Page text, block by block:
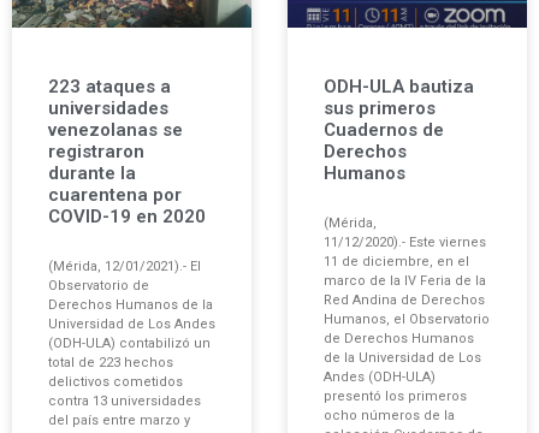
223 ataques a
universidades
venezolanas se
registraron
durante la
cuarentena por
COVID-19 en 2020
(Mérida, 12/01/2021).- El
Observatorio de
Derechos Humanos de la
Universidad de Los Andes
(ODH-ULA) contabilizó un
total de 223 hechos
delictivos cometidos
contra 13 universidades
del país entre marzo y
ODH-ULA bautiza
sus primeros
Cuadernos de
Derechos
Humanos
(Mérida,
11/12/2020).- Este viernes
11 de diciembre, en el
marco de la IV Feria de la
Red Andina de Derechos
Humanos, el Observatorio
de Derechos Humanos
de la Universidad de Los
Andes (ODH-ULA)
presentó los primeros
ocho números de la